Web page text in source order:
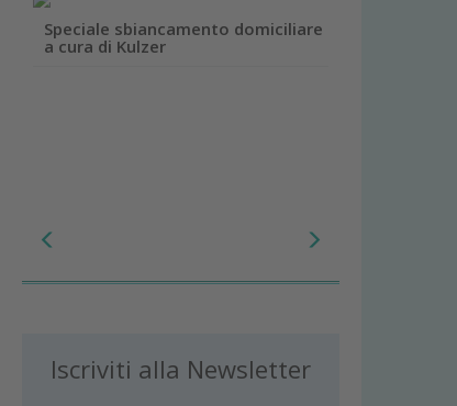
Speciale sbiancamento domiciliare
a cura di Kulzer
Iscriviti alla Newsletter